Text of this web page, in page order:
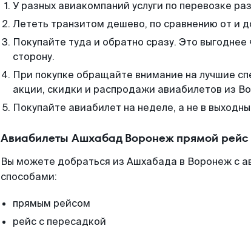
У разных авиакомпаний услуги по перевозке
Лететь транзитом дешево, по сравнению от и
Покупайте туда и обратно сразу. Это
сторону.
При покупке обращайте внимание на лучшие
акции, скидки и распродажи авиабилетов из
Покупайте авиабилет на неделе, а не в
Авиабилеты Ашхабад Воронеж прямой
Вы можете добраться из Ашхабада в Воронеж с
способами:
прямым рейсом
рейс с пересадкой